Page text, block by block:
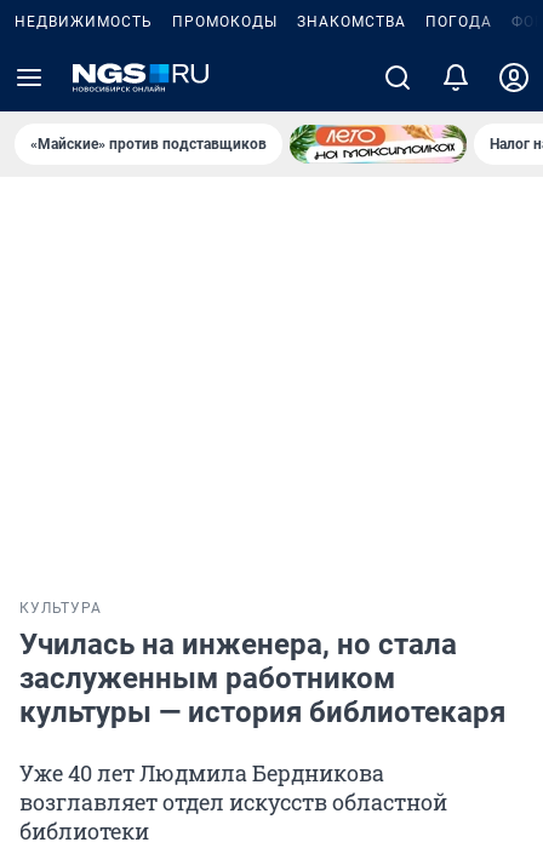
НЕДВИЖИМОСТЬ ПРОМОКОДЫ ЗНАКОМСТВА ПОГОДА
«Майские» против подставщиков Налог
КУЛЬТУРА
Училась на инженера, но стала
заслуженным работником
культуры — история библиотекаря
Уже 40 лет Людмила Бердникова
возглавляет отдел искусств областной
библиотеки